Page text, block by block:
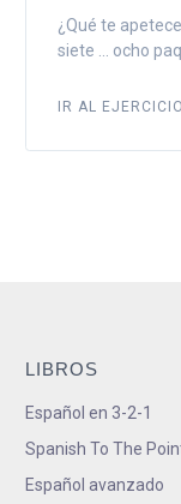
¿Qué te
siete ... ocho
IR AL EJERCICIO
LIBROS
Español en 3-2-1
Spanish To The
Español avanzado